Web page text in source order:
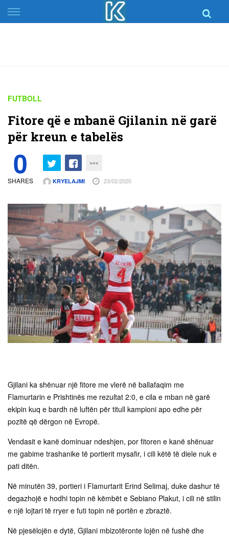
Skip
to
FUTBOLL
Fitore që e mbanë Gjilanin në garë
për kreun e tabelës
0
SHARES KRYELAJMI 23/02/2020
Gjilani ka shënuar një fitore me vlerë në ballafaqim me
Flamurtarin e Prishtinës me rezultat 2:0, e cila e mban në garë
ekipin kuq e bardh në luftën për titull kampioni apo edhe për
pozitë që dërgon në Evropë.
Vendasit e kanë dominuar ndeshjen, por fitoren e kanë shënuar
me gabime trashanike të portierit mysafir, i cili këtë të diele nuk e
pati ditën.
Në minutën 39, portieri i Flamurtarit Erind Selimaj, duke dashur të
degazhojë e hodhi topin në këmbët e Sebiano Plakut, i cili në stilin
e një lojtari të rryer e futi topin në portën e zbraztë.
Në pjesëlojën e dytë, Gjilani mbizotëronte lojën në fushë dhe